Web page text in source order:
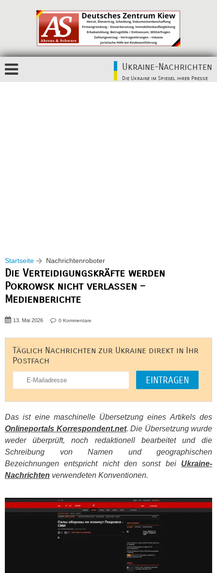
Ukraine-Nachrichten
Die Ukraine im Spiegel ihrer Presse
Startseite Nachrichtenroboter
Die Verteidigungskräfte werden
Pokrowsk nicht verlassen –
Medienberichte
13. Mai 2026 0 Kommentare
Täglich Nachrichten zur Ukraine direkt in Ihr
Postfach
Das ist eine maschinelle Übersetzung eines Artikels des
Onlineportals Korrespondent.net. Die Übersetzung wurde
weder überprüft, noch redaktionell bearbeitet und die
Schreibung von Namen und geographischen
Bezeichnungen entspricht nicht den sonst bei Ukraine-
Nachrichten verwendeten Konventionen.